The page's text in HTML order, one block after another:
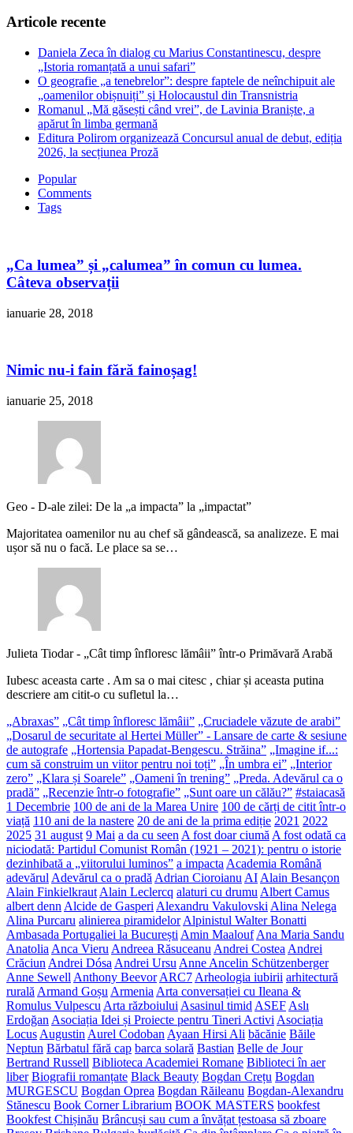
Articole recente
Daniela Zeca în dialog cu Marius Constantinescu, despre
„Istoria romanțată a unui safari”
O geografie „a tenebrelor”: despre faptele de neînchipuit ale
„oamenilor obișnuiți” și Holocaustul din Transnistria
Romanul „Mă găsești când vrei”, de Lavinia Braniște, a
apărut în limba germană
Editura Polirom organizează Concursul anual de debut, ediția
2026, la secțiunea Proză
Popular
Comments
Tags
„Ca lumea” și „calumea” în comun cu lumea.
Câteva observații
ianuarie 28, 2018
Nimic nu-i fain fără fainoșag!
ianuarie 25, 2018
Geo - D-ale zilei: De la „a impacta” la „impactat”
Majoritatea oamenilor nu au chef să gândească, sa analizeze. E mai
ușor să nu o facă. Le place sa se…
Julieta Tiodar- „Cât timp înfloresc lămâii” într-o Primăvară Arabă
Iubesc aceasta carte . Am sa o mai citesc , chiar și aceasta putina
descriere am citit-o cu sufletul la…
„Abraxas” „Cât timp înfloresc lămâii” „Cruciadele văzute de arabi”
„Dosarul de securitate al Hertei Müller” - Lansare de carte & sesiune
de autografe „Hortensia Papadat-Bengescu. Străina” „Imagine if...:
cum să construim un viitor pentru noi toți” „În umbra ei” „Interior
zero” „Klara și Soarele” „Oameni în trening” „Preda. Adevărul ca o
pradă” „Recenzie într-o fotografie” „Sunt oare un călău?” #staiacasă
1 Decembrie 100 de ani de la Marea Unire 100 de cărți de citit într-o
viață 110 ani de la nastere 20 de ani de la prima ediție 2021 2022
2025 31 august 9 Mai a da cu seen A fost doar ciumă A fost odată ca
niciodată: Partidul Comunist Român (1921 – 2021): pentru o istorie
dezinhibată a „viitorului luminos” a impacta Academia Română
adevărul Adevărul ca o pradă Adrian Cioroianu AI Alain Besançon
Alain Finkielkraut Alain Leclercq alaturi cu drumu Albert Camus
albert denn Alcide de Gasperi Alexandru Vakulovski Alina Nelega
Alina Purcaru alinierea piramidelor Alpinistul Walter Bonatti
Ambasada Portugaliei la București Amin Maalouf Ana Maria Sandu
Anatolia Anca Vieru Andreea Răsuceanu Andrei Costea Andrei
Crăciun Andrei Dósa Andrei Ursu Anne Ancelin Schützenberger
Anne Sewell Anthony Beevor ARC7 Arheologia iubirii arhitectură
rurală Armand Goșu Armenia Arta conversației cu Ileana &
Romulus Vulpescu Arta războiului Asasinul timid ASEF Aslı
Erdoğan Asociația Idei și Proiecte pentru Tineri Activi Asociația
Locus Augustin Aurel Codoban Ayaan Hirsi Ali băcănie Băile
Neptun Bărbatul fără cap barca solară Bastian Belle de Jour
Bertrand Russell Biblioteca Academiei Romane Biblioteci în aer
liber Biografii romanțate Black Beauty Bogdan Crețu Bogdan
MURGESCU Bogdan Oprea Bogdan Răileanu Bogdan-Alexandru
Stănescu Book Corner Librarium BOOK MASTERS bookfest
Bookfest Chișinău Brâncuși sau cum a învățat țestoasa să zboare